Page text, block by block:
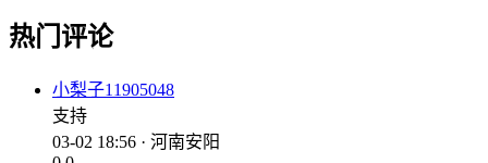
热门评论
小梨子11905048
支持
03-02 18:56 · 河南安阳